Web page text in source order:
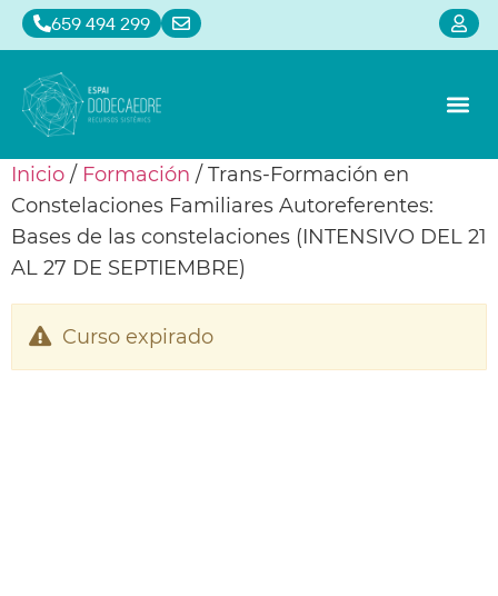
659 494 299
Inicio / Formación / Trans-Formación en
Constelaciones Familiares Autoreferentes:
Bases de las constelaciones (INTENSIVO DEL 21
AL 27 DE SEPTIEMBRE)
Curso expirado